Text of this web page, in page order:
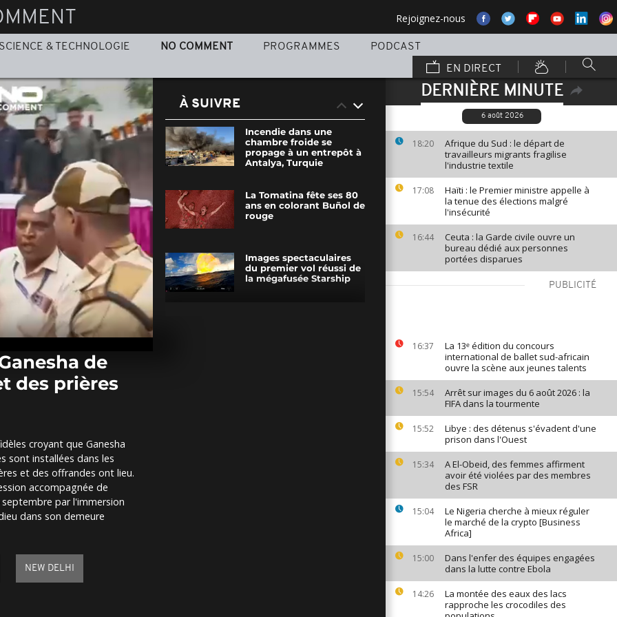
Rejoignez-nous
SCIENCE & TECHNOLOGIE NO COMMENT PROGRAMMES
PODCAST
EN DIRECT
DERNIÈRE MINUTE
6 août 2026
18:20
Afrique du Sud : le départ de
travailleurs migrants fragilise
l'industrie textile
17:08
Haïti : le Premier ministre appelle à
la tenue des élections malgré
l'insécurité
16:44
Ceuta : la Garde civile ouvre un
bureau dédié aux personnes
portées disparues
PUBLICITÉ
16:37
La 13ᵉ édition du concours
international de ballet sud-africain
ouvre la scène aux jeunes talents
15:54
Arrêt sur images du 6 août 2026 : la
FIFA dans la tourmente
15:52
Libye : des détenus s'évadent d'une
prison dans l'Ouest
15:34
A El-Obeid, des femmes affirment
avoir été violées par des membres
des FSR
15:04
Le Nigeria cherche à mieux réguler
le marché de la crypto [Business
Africa]
15:00
Dans l'enfer des équipes engagées
dans la lutte contre Ebola
14:26
La montée des eaux des lacs
rapproche les crocodiles des
de
des prières
croyant que Ganesha
sont installées dans les
et des offrandes ont lieu.
accompagnée de
par l'immersion
dans son demeure
NEW DELHI
À SUIVRE
Incendie dans une
chambre froide se
propage à un entrepôt à
Antalya, Turquie
La Tomatina fête ses 80
ans en colorant Buñol de
rouge
Images spectaculaires
du premier vol réussi de
la mégafusée Starship